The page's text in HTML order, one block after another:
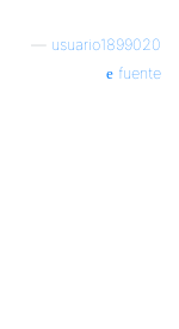
usuario1899020
fuente